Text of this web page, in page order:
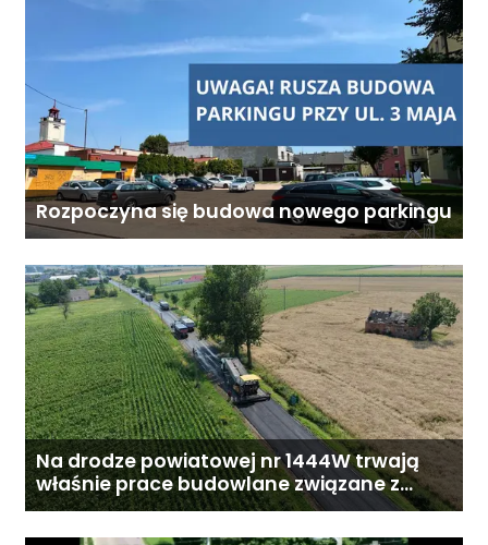
zależy od zakresu opieki oraz
indywidualnych potrzeb
podopiecznego. Zadzwoń: 726
284 828 Poniedziałek–piątek,
9:00–18:00
Rozpoczyna się budowa nowego parkingu
Na drodze powiatowej nr 1444W trwają
właśnie prace budowlane związane z
przebudową drogi